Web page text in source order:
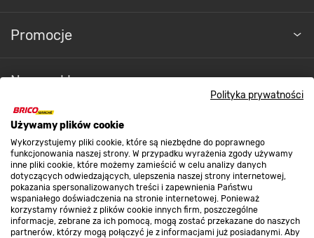
Polityka prywatności
Używamy plików cookie
Wykorzystujemy pliki cookie, które są niezbędne do poprawnego
funkcjonowania naszej strony. W przypadku wyrażenia zgody używamy
inne pliki cookie, które możemy zamieścić w celu analizy danych
dotyczących odwiedzających, ulepszenia naszej strony internetowej,
pokazania spersonalizowanych treści i zapewnienia Państwu
wspaniałego doświadczenia na stronie internetowej. Ponieważ
korzystamy również z plików cookie innych firm, poszczególne
informacje, zebrane za ich pomocą, mogą zostać przekazane do naszych
partnerów, którzy mogą połączyć je z informacjami już posiadanymi. Aby
Promocje
Nasze sklepy
O nas
Kontakt do sklepu
Strefa biznesu